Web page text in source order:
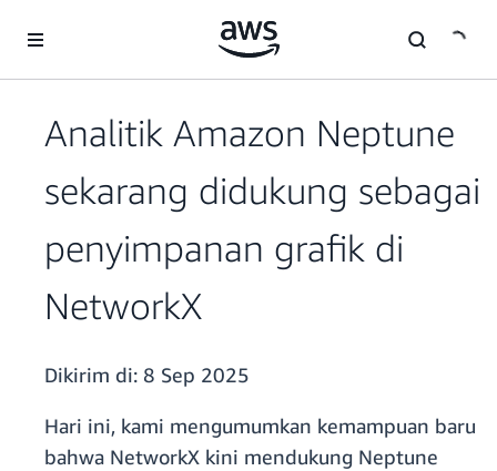
Analitik Amazon Neptune
sekarang didukung sebagai
penyimpanan grafik di
NetworkX
Dikirim di: 8 Sep 2025
Hari ini, kami mengumumkan kemampuan baru
bahwa NetworkX kini mendukung Neptune